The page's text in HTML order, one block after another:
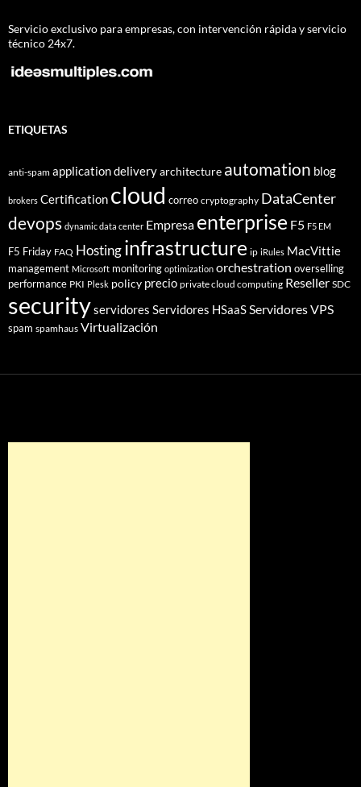
Servicio exclusivo para empresas, con intervención rápida y servicio
técnico 24x7.
ETIQUETAS
anti-spam application deliveryarchitecture automation blog
brokers Certification cloud correo cryptography DataCenter
devops dynamic data center Empresa enterprise F5 F5 EM
F5 Friday FAQ Hostinginfrastructure ip iRules MacVittie
management Microsoft monitoring optimization orchestration overselling
performance PKI Plesk policy precio private cloud computing Reseller SDC
securityservidores Servidores HSaaSServidores VPS
spam spamhaus Virtualización